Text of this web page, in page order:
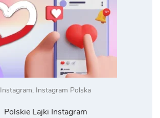
Instagram, Instagram Polska
Polskie Lajki Instagram